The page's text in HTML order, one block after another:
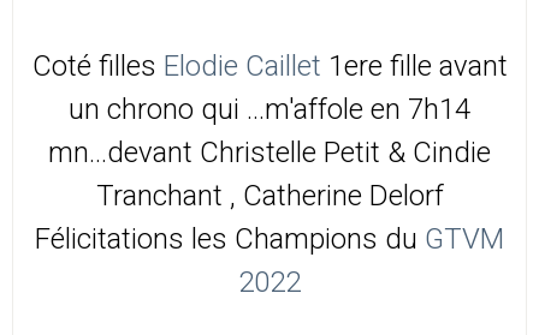
Coté filles Elodie Caillet 1ere fille avant
un chrono qui ...m'affole en 7h14
mn...devant Christelle Petit & Cindie
Tranchant , Catherine Delorf
Félicitations les Champions du GTVM
2022